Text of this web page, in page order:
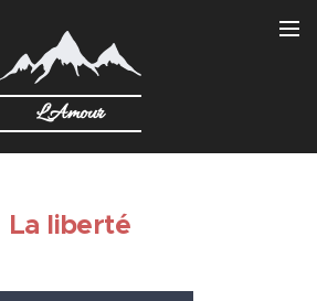
L'Amour
La liberté